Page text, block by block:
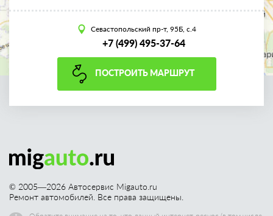
Севастопольский пр-т, 95Б, с.4
+7 (499) 495-37-64
ПОСТРОИТЬ МАРШРУТ
© 2005—2026 Автосервис Migauto.ru
Ремонт автомобилей. Все права защищены.